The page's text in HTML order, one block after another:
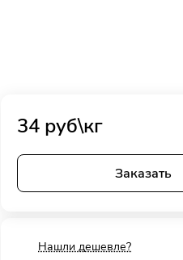
34 руб\кг
Заказать
Нашли дешевле?